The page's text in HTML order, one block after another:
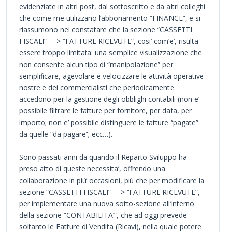
evidenziate in altri post, dal sottoscritto e da altri colleghi
che come me utilizzano l’abbonamento “FINANCE”, e si
riassumono nel constatare che la sezione “CASSETTI
FISCALI” —> “FATTURE RICEVUTE”, cosi’ com’e’, risulta
essere troppo limitata: una semplice visualizzazione che
non consente alcun tipo di “manipolazione” per
semplificare, agevolare e velocizzare le attività operative
nostre e dei commercialisti che periodicamente
accedono per la gestione degli obblighi contabili (non e’
possibile filtrare le fatture per fornitore, per data, per
importo; non e’ possibile distinguere le fatture “pagate”
da quelle “da pagare”; ecc…).
Sono passati anni da quando il Reparto Sviluppo ha
preso atto di queste necessita’, offrendo una
collaborazione in più’ occasioni, più che per modificare la
sezione “CASSETTI FISCALI” —> “FATTURE RICEVUTE”,
per implementare una nuova sotto-sezione all’interno
della sezione “CONTABILITA’”, che ad oggi prevede
soltanto le Fatture di Vendita (Ricavi), nella quale potere